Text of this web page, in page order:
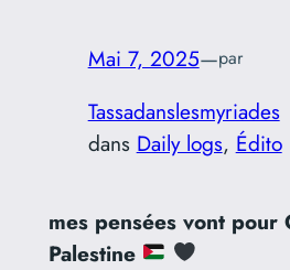
Mai 7, 2025—par
Tassadanslesmyriades
dans Daily logs, Édito
mes pensées vont pour
Palestine